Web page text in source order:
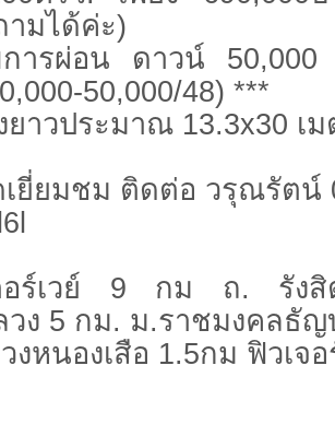
ามได้ค่ะ)
การผ่อน ดาวน์
50,000/48) ***
าวประมาณ 13.3x30 เม
ยี่ยมชม ติดต่อ วรุณรัตน์
อร์เวย์ 9 กม ถ. รังสิ
วง 5 กม. ม.ราชมงคลธัญ
งหนองเสือ 1.5กม ฟิวเจ